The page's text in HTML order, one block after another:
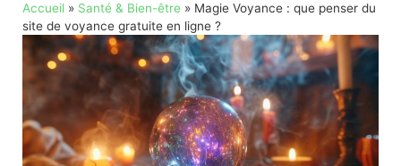
Accueil » Santé & Bien-être » Magie Voyance : que penser du
site de voyance gratuite en ligne ?